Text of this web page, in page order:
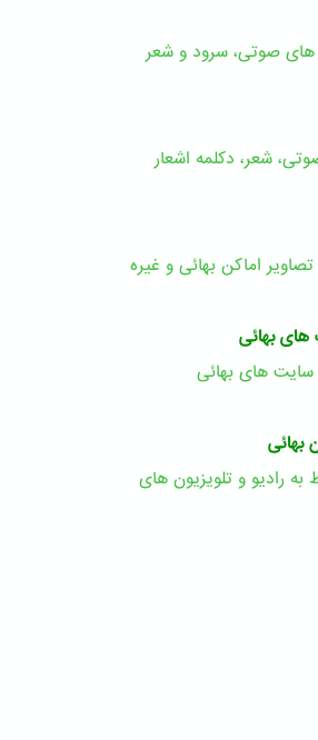
صوتی، سرود و شعر
شعر، دکلمه اشعار
اماکن بهائی و غیره
های بهائی
های بهائی
بهائی
به رادیو و تلویزیون های